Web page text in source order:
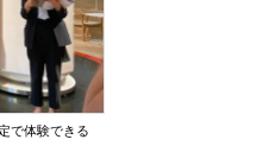
で体験できる